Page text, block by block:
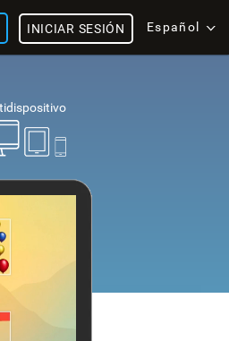
Español
INICIAR SESIÓN